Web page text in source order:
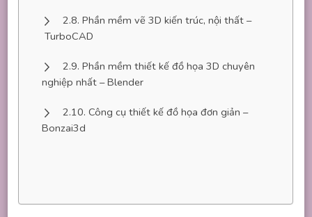
Phần mềm vẽ 3D kiến trúc, nội thất –
TurboCAD
Phần mềm thiết kế đồ họa 3D chuyên
nghiệp nhất – Blender
Công cụ thiết kế đồ họa đơn giản –
Bonzai3d